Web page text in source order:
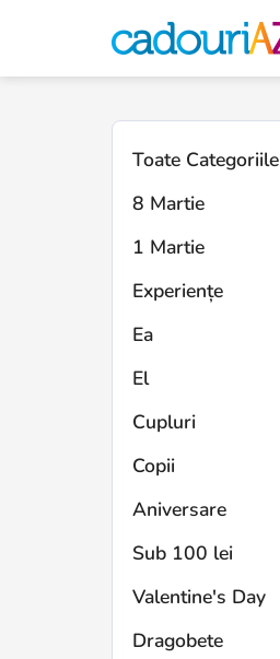
Toate Categoriile
8 Martie
1 Martie
Experiențe
Ea
El
Cupluri
Copii
Aniversare
Sub 100 lei
Valentine's Day
Dragobete